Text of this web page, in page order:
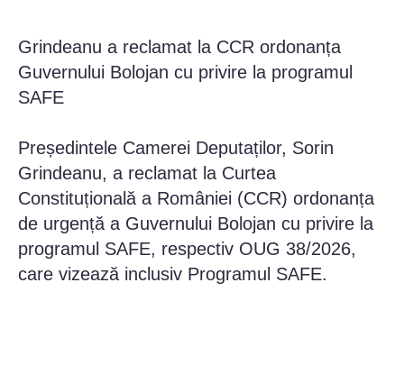
Grindeanu a reclamat la CCR ordonanța
Guvernului Bolojan cu privire la programul
SAFE
Președintele Camerei Deputaților, Sorin
Grindeanu, a reclamat la Curtea
Constituțională a României (CCR) ordonanța
de urgență a Guvernului Bolojan cu privire la
programul SAFE, respectiv OUG 38/2026,
care vizează inclusiv Programul SAFE.